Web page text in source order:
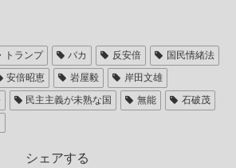
トランプ バカ 反安倍
国民情緒法
安倍昭恵 岩屋毅
岸田文雄
民主主義が未熟な国 無能
石破茂
シェアする